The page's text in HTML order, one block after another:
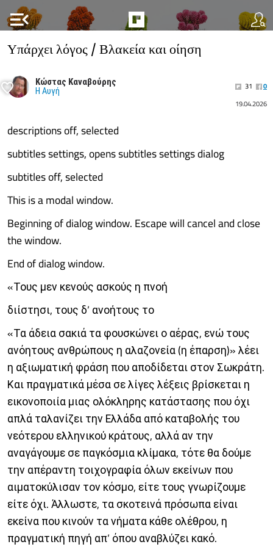
menu_open
Υπάρχει λόγος / Βλακεία και οίηση
Κώστας Καναβούρης
Η Αυγή 31
0
19.04.2026
descriptions off, selected
subtitles settings, opens subtitles settings dialog
subtitles off, selected
This is a modal window.
Beginning of dialog window. Escape will cancel and close
the window.
End of dialog window.
«Τους μεν κενούς ασκούς η πνοή
διίστησι, τους δ’ ανοήτους το
«Τα άδεια σακιά τα φουσκώνει ο αέρας, ενώ τους
ανόητους ανθρώπους η αλαζονεία (η έπαρση)» λέει
η αξιωματική φράση που αποδίδεται στον Σωκράτη.
Και πραγματικά μέσα σε λίγες λέξεις βρίσκεται η
εικονοποιία μιας ολόκληρης κατάστασης που όχι
απλά ταλανίζει την Ελλάδα από καταβολής του
νεότερου ελληνικού κράτους, αλλά αν την
αναγάγουμε σε παγκόσμια κλίμακα, τότε θα δούμε
την απέραντη τοιχογραφία όλων εκείνων που
αιματοκύλισαν τον κόσμο, είτε τους γνωρίζουμε
είτε όχι. Άλλωστε, τα σκοτεινά πρόσωπα είναι
εκείνα που κινούν τα νήματα κάθε ολέθρου, η
πραγματική πηγή απ’ όπου αναβλύζει κακό.